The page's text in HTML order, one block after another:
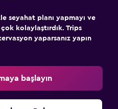
seyahat planı yapmayı ve
kolaylaştırdık. Trips
yaparsanız yapın
başlayın